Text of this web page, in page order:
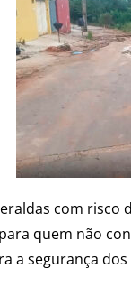
com
quem não
a segurança